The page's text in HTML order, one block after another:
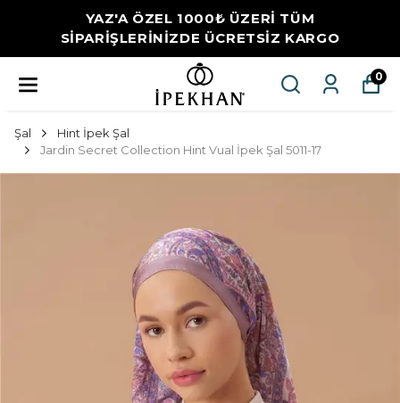
YAZ'A ÖZEL 1000₺ ÜZERİ TÜM
SİPARİŞLERİNİZDE ÜCRETSİZ KARGO
0
Şal
Hint İpek Şal
Jardin Secret Collection Hint Vual İpek Şal 5011-17